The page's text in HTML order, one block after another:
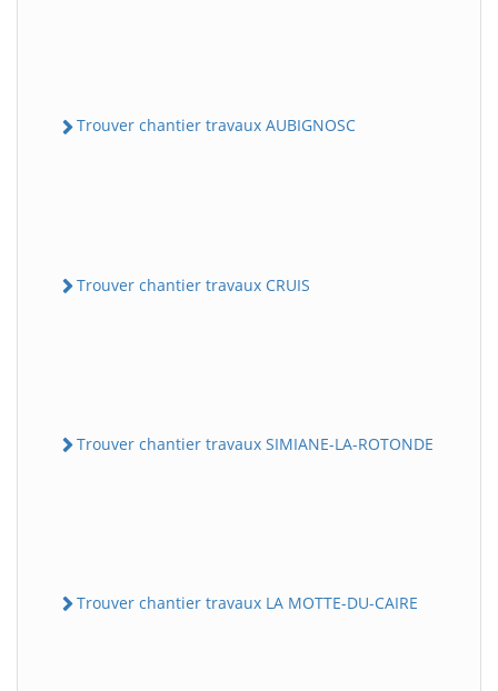
Trouver chantier travaux AUBIGNOSC
Trouver chantier travaux CRUIS
Trouver chantier travaux SIMIANE-LA-ROTONDE
Trouver chantier travaux LA MOTTE-DU-CAIRE